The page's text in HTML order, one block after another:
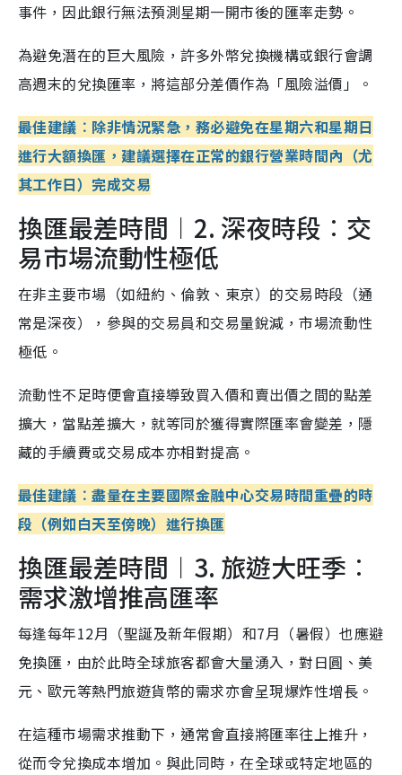
事件，因此銀行無法預測星期一開市後的匯率走勢。
為避免潛在的巨大風險，許多外幣兌換機構或銀行會調
高週末的兌換匯率，將這部分差價作為「風險溢價」。
最佳建議︰除非情況緊急，務必避免在星期六和星期日
進行大額換匯，建議選擇在正常的銀行營業時間內（尤
其工作日）完成交易
換匯最差時間︱2. 深夜時段︰交
易市場流動性極低
在非主要市場（如紐約、倫敦、東京）的交易時段（通
常是深夜），參與的交易員和交易量銳減，市場流動性
極低。
流動性不足時便會直接導致買入價和賣出價之間的點差
擴大，當點差擴大，就等同於獲得實際匯率會變差，隱
藏的手續費或交易成本亦相對提高。
最佳建議︰盡量在主要國際金融中心交易時間重疊的時
段（例如白天至傍晚）進行換匯
換匯最差時間︱3. 旅遊大旺季︰
需求激增推高匯率
每逢每年12月（聖誕及新年假期）和7月（暑假）也應避
免換匯，由於此時全球旅客都會大量湧入，對日圓、美
元、歐元等熱門旅遊貨幣的需求亦會呈現爆炸性增長。
在這種市場需求推動下，通常會直接將匯率往上推升，
從而令兌換成本增加。與此同時，在全球或特定地區的